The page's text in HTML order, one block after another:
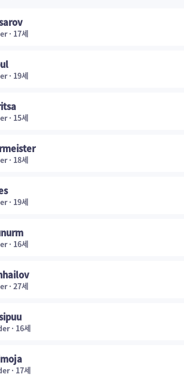
· 17세
· 19세
· 15세
· 18세
· 19세
· 16세
· 27세
· 16세
· 17세